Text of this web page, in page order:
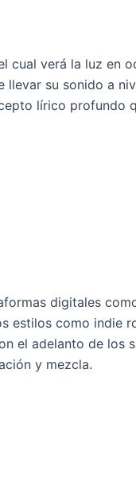
cual verá la luz en
su sonido a
lírico profundo
digitales
estilos como indie
el adelanto de los
y mezcla.